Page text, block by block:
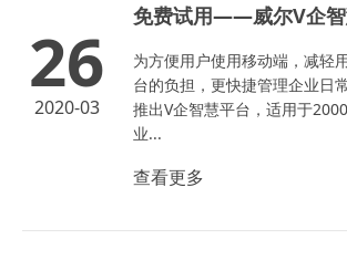
26
2020-03
免费试用——威尔V企智
为方便用户使用移动端，减轻
台的负担，更快捷管理企业日
推出V企智慧平台，适用于
业...
查看更多